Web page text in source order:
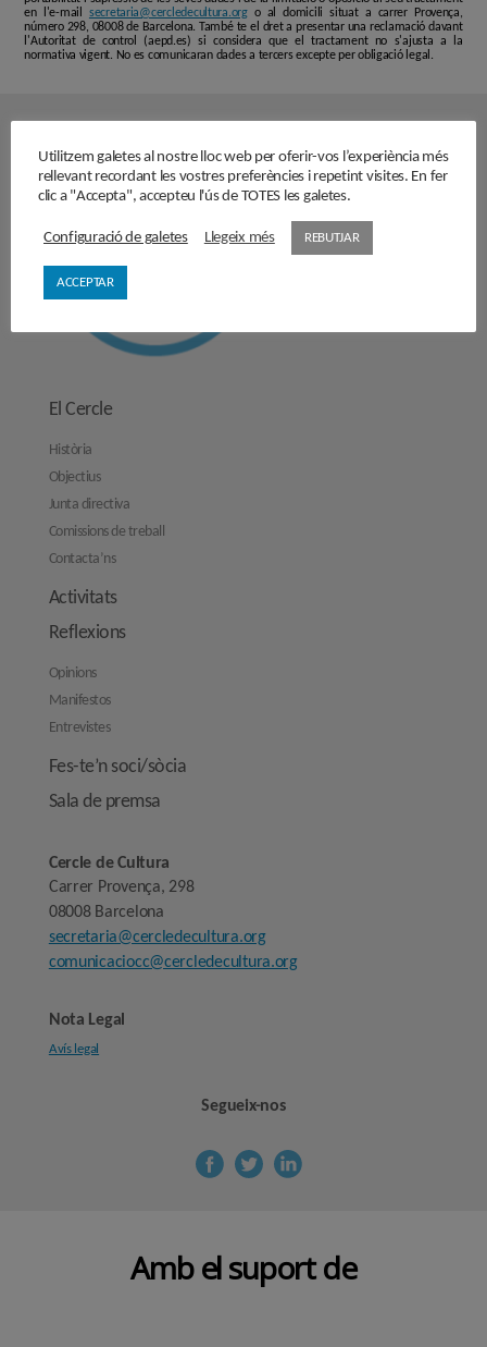
en l'e-mail secretaria@cercledecultura.orgo al domicili situat a carrer Provença,
número 298, 08008 de Barcelona. També te el dret a presentar una reclamació davant
l'Autoritat de control (aepd.es) si considera que el tractament no s'ajusta a la
normativa vigent. No es comunicaran dades a tercers excepte per obligació legal.
El Cercle
Història
Objectius
Junta directiva
Comissions de treball
Contacta’ns
Activitats
Reflexions
Opinions
Manifestos
Entrevistes
Fes-te’n soci/sòcia
Sala de premsa
Cercle de Cultura
Carrer Provença, 298
08008 Barcelona
secretaria@cercledecultura.org
comunicaciocc@cercledecultura.org
Nota Legal
Avís legal
Segueix-nos
Amb el suport de
Utilitzem galetes al nostre lloc web per oferir-vos l’experiència més
rellevant recordant les vostres preferències i repetint visites. En fer
clic a "Accepta", accepteu l'ús de TOTES les galetes.
Configuració de galetes Llegeix més REBUTJAR
ACCEPTAR